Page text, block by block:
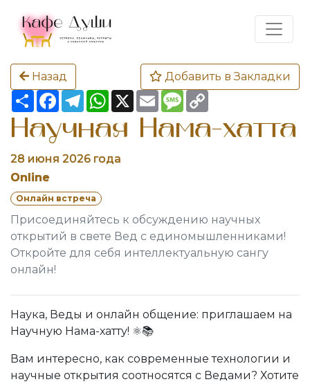
Добавить в Закладки
Назад
ShareFacebook
TelegramWhatsApp
X EmailMessage
Научная Нама-хатта
28 июня 2026 года
Online
Онлайн встреча
Присоединяйтесь к обсуждению научных
открытий в свете Вед с единомышленниками!
Откройте для себя интеллектуальную сангу
онлайн!
Наука, Веды и онлайн общение: приглашаем на
Научную Нама-хатту! ⚛️📚
Вам интересно, как современные технологии и
научные открытия соотносятся с Ведами? Хотите